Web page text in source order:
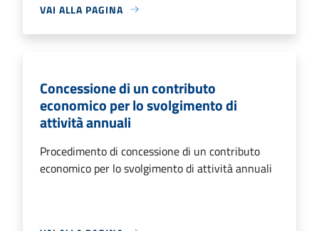
VAI ALLA PAGINA
Concessione di un contributo
economico per lo svolgimento di
attività annuali
Procedimento di concessione di un contributo
economico per lo svolgimento di attività annuali